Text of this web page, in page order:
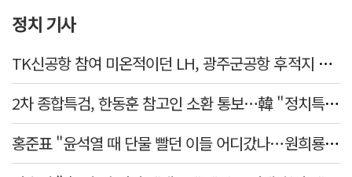
정치 기사
TK신공항 참여 미온적이던 LH, 광주군공항 후적지 조성 앞장
2차 종합특검, 한동훈 참고인 소환 통보…韓 "정치특검 언플" 반발
홍준표 "윤석열 때 단물 빨던 이들 어디갔나…원희룡, 정치무상 느꼈을 것"